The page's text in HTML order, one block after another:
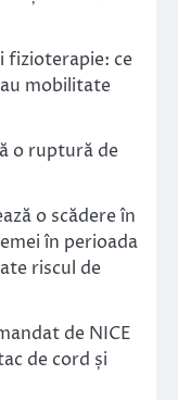
fizioterapie: ce
mobilitate
o ruptură de
o scădere în
în perioada
riscul de
de NICE
de cord și